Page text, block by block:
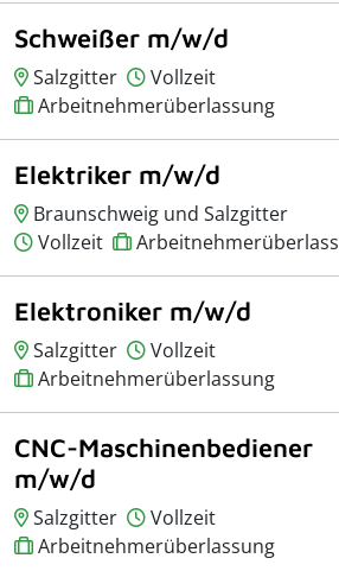
Schweißer m/w/d
Salzgitter
Vollzeit
Arbeitnehmerüberlassung
Elektriker m/w/d
Braunschweig und Salzgitter
Vollzeit
Elektroniker m/w/d
Salzgitter
Vollzeit
Arbeitnehmerüberlassung
CNC-Maschinenbediener
m/w/d
Salzgitter
Vollzeit
Arbeitnehmerüberlassung